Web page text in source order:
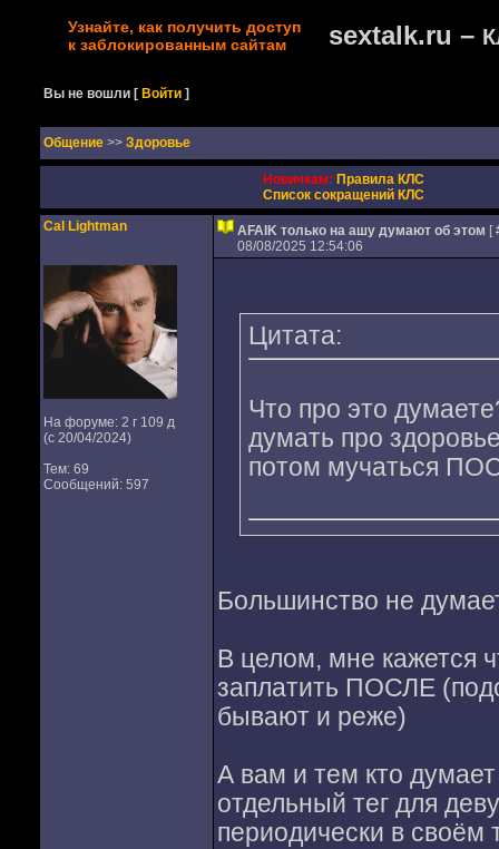
Узнайте, как получить доступ
к заблокированным сайтам
sextalk.ru –
Вы не вошли [Войти ]
Oбщение >> Здоровье
Новичкам: Правила КЛС
Список сокращений КЛС
Cal Lightman
На форуме: 2 г 109 д
(с 20/04/2024)
Тем: 69
Сообщений: 597
AFAIK только на ашу думают об этом [
08/08/2025 12:54:06
Цитата:
Что про это
думать про
потом мучаться
Большинство не
В целом, мне кажется
заплатить ПОСЛЕ
бывают и реже)
А вам и тем кто
отдельный тег для
периодически в своём